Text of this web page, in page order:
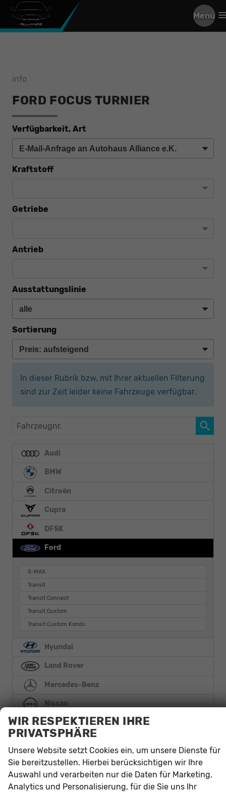
Menü
info
FORD FOCUS TURNIER
Verfügbarkeit, Art
Kraftstoff
Getriebe
Antrieb
Ausstattungslinie
Sortierung
In dieser Rubrik bzw. mit Ihrer aktuellen Filterung
sind zur Zeit leider keine Fahrzeuge verfügbar.
Fahrzeugnr.
Audi
BMW
Citroën
Cupra
DFSK
Ford
S-MAX
Transit
Transit Connect
Transit Custom
Transit Custom Kombi
Hyundai
Land Rover
Mercedes-Benz
Nissan
Opel
Renault
Seat
WIR RESPEKTIEREN IHRE
PRIVATSPHÄRE
Unsere Website setzt Cookies ein, um unsere Dienste für
Sie bereitzustellen. Hierbei berücksichtigen wir Ihre
Auswahl und verarbeiten nur die Daten für Marketing,
Analytics und Personalisierung, für die Sie uns Ihr